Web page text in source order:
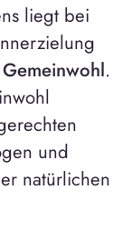
liegt bei
Gemeinwohl.
und
natürlichen